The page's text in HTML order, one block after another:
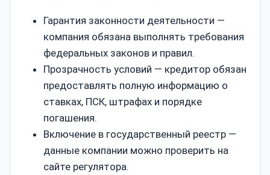
Гарантия законности деятельности —
компания обязана выполнять требования
федеральных законов и правил.
Прозрачность условий — кредитор обязан
предоставлять полную информацию о
ставках, ПСК, штрафах и порядке
погашения.
Включение в государственный реестр —
данные компании можно проверить на
сайте регулятора.